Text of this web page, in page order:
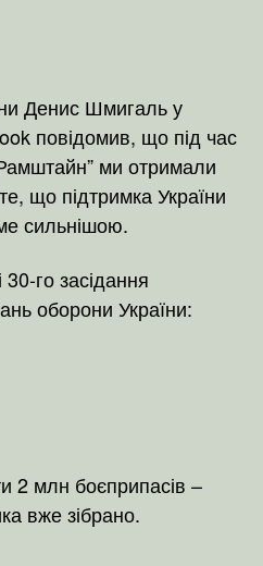
Денис Шмигаль у
повідомив, що під час
ми отримали
що підтримка України
сильнішою.
го засідання
оборони України:
2 млн боєприпасів –
вже зібрано.